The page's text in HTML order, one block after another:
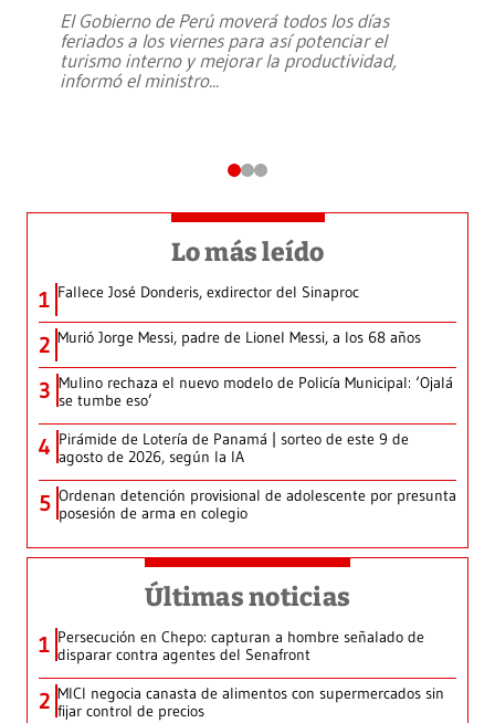
El Gobierno de Perú moverá todos los días
feriados a los viernes para así potenciar el
turismo interno y mejorar la productividad,
informó el ministro...
Lo más leído
1 Fallece José Donderis, exdirector del Sinaproc
2 Murió Jorge Messi, padre de Lionel Messi, a los 68 años
3 Mulino rechaza el nuevo modelo de Policía Municipal: ‘Ojalá
se tumbe eso’
4 Pirámide de Lotería de Panamá | sorteo de este 9 de
agosto de 2026, según la IA
5 Ordenan detención provisional de adolescente por presunta
posesión de arma en colegio
Últimas noticias
1 Persecución en Chepo: capturan a hombre señalado de
disparar contra agentes del Senafront
2 MICI negocia canasta de alimentos con supermercados sin
fijar control de precios